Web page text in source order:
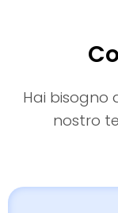
Hai bisogno
nostro